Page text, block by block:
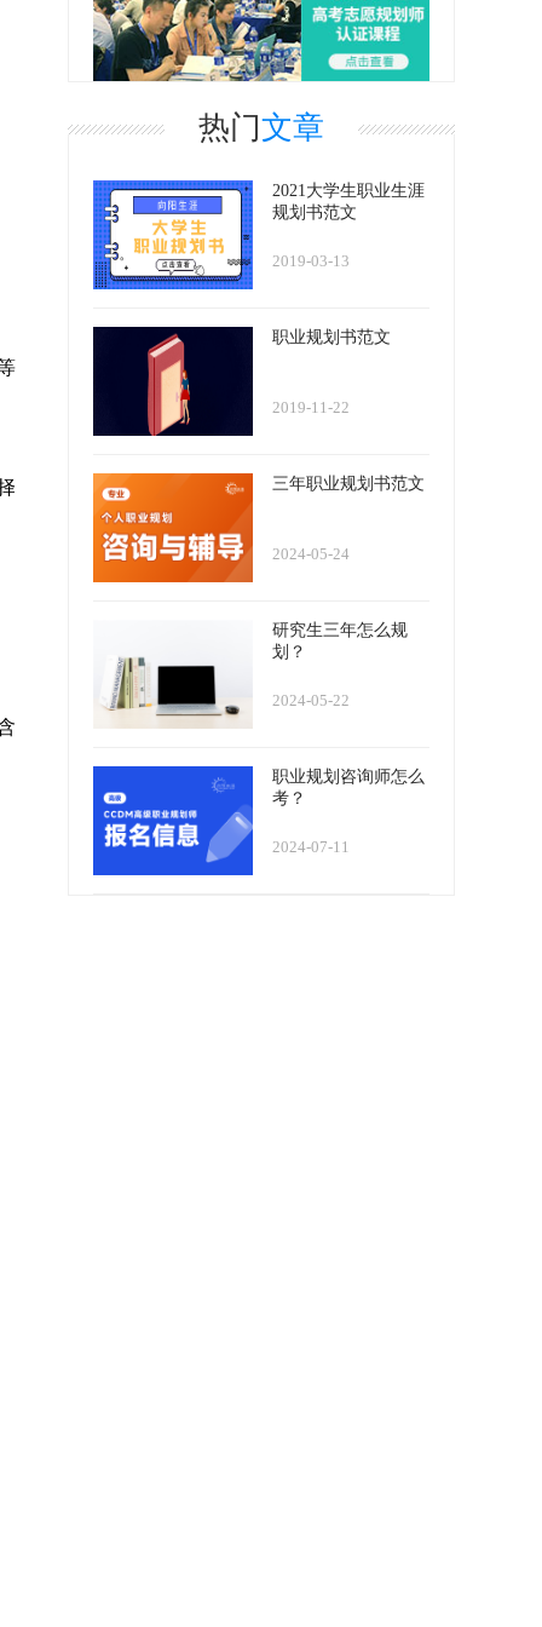
热门文章
2021大学生职业生涯
规划书范文
2019-03-13
职业规划书范文
2019-11-22
三年职业规划书范文
2024-05-24
研究生三年怎么规
划？
2024-05-22
职业规划咨询师怎么
考？
2024-07-11